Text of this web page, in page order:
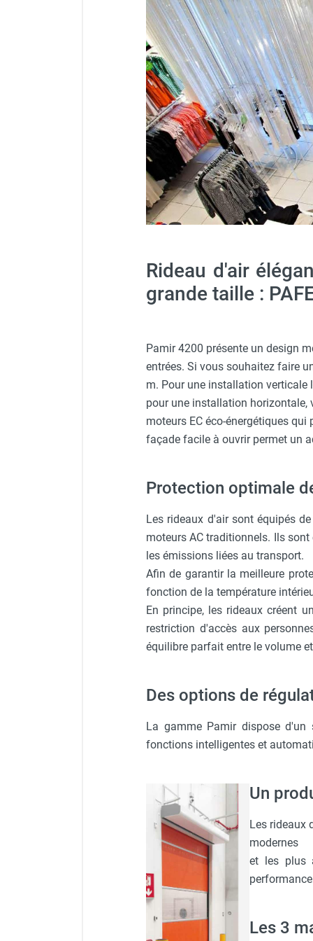
Chauffage FARM au gaz
Chauffage FARM au fioul
Chauffage d'atelier granulés / bois /
Chaudière fixe à eau
Aérotherme fixe mural
Aérotherme électrique
Aérotherme au gaz
Aérotherme à eau chaude ou froide
Aérotherme au fioul
Aérotherme pompe à chaleur
(détente directe)
Chauffage mobile électrique, fioul et
Chauffage électrique soufflant
Chauffage haute température pour
étuvage industriel ou destruction
Chauffage électrique par convection
Chauffage mobile au fioul et GNR
Chauffage fioul soufflant avec
cheminée et réservoir intégré
Chauffage fioul soufflant avec
cheminée à raccorder sur citerne
Chauffage fioul
Chauffage mobile au gaz propane /
Chauffage mobile au gaz à
combustion directe
Chauffage mobile au gaz à
combustion indirecte
Chauffage mobile au gaz rayonnant
Chauffage mobile au bois
Chauffage pour serre et bâtiment
Chauffage FARM au gaz
Chauffage FARM au fioul
Rideau d'air chaud
Rideau d'air chaud électrique
Rideau d'air chaud encastrable
Rideau d'air eau chaude
Rideau d'air chaud pour pompe à
Rideau d'air pour portes tournantes
Rideau d'air ambiant
Rideau d'air froid
Filins de suspension long.
Rideau d'air
grande taille :
Pamir 4200 présente un design
entrées. Si vous souhaitez faire
m. Pour une installation verticale
pour une installation horizontale,
moteurs EC éco-énergétiques
façade facile à ouvrir permet un
Protection optimale
Les rideaux d'air sont équipés
moteurs AC traditionnels. Ils
les émissions liées au transport.
Afin de garantir la meilleure
fonction de la température
En principe, les rideaux créent
restriction d'accès aux
équilibre parfait entre le volume
Des options de
La gamme Pamir dispose
fonctions intelligentes et
Un
Les rideaux
modernes
et les plus
Les 3